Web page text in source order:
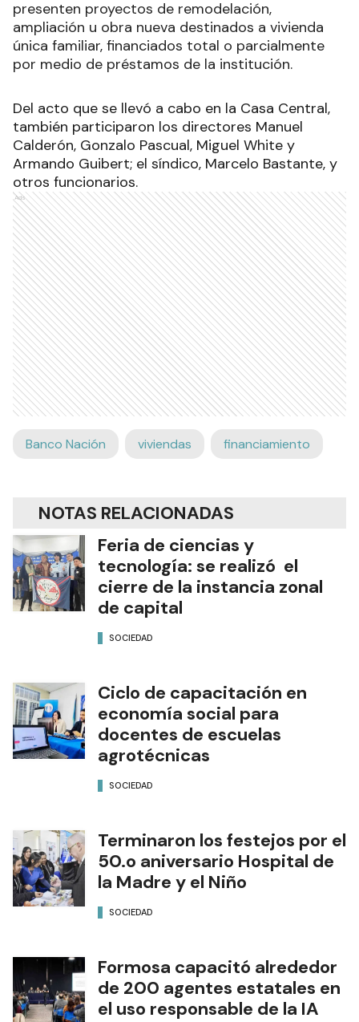
presenten proyectos de remodelación,
ampliación u obra nueva destinados a vivienda
única familiar, financiados total o parcialmente
por medio de préstamos de la institución.
Del acto que se llevó a cabo en la Casa Central,
también participaron los directores Manuel
Calderón, Gonzalo Pascual, Miguel White y
Armando Guibert; el síndico, Marcelo Bastante, y
otros funcionarios.
Ads
Banco Nación viviendas financiamiento
NOTAS RELACIONADAS
Feria de ciencias y
tecnología: se realizó el
cierre de la instancia zonal
de capital
SOCIEDAD
Ciclo de capacitación en
economía social para
docentes de escuelas
agrotécnicas
SOCIEDAD
Terminaron los festejos por el
50.o aniversario Hospital de
la Madre y el Niño
SOCIEDAD
Formosa capacitó alrededor
de 200 agentes estatales en
el uso responsable de la IA